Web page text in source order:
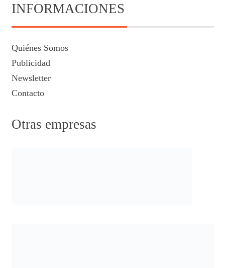
INFORMACIONES
Quiénes Somos
Publicidad
Newsletter
Contacto
Otras empresas